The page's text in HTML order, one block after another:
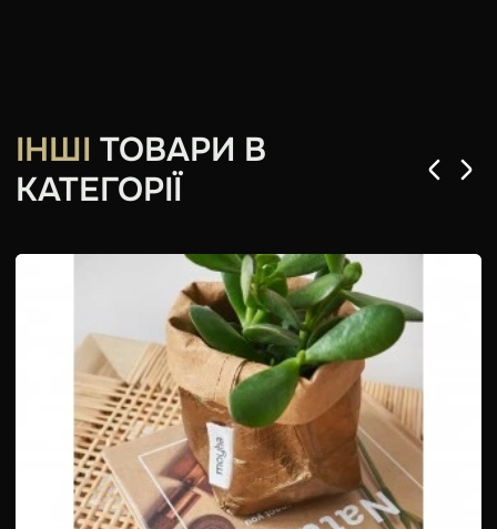
ІНШІ ТОВАРИ В
КАТЕГОРІЇ